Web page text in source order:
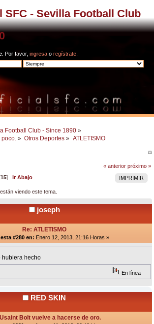
SFC - Sevilla Football Club
. Por favor, ingresa o regístrate
Football Club - Since 1890 »
poco. » Otros Deportes » ATLETISMO
« anterior próximo »
IMPRIMIR
15]Ir Abajo
viendo este tema.
joseph
Re: ATLETISMO
#280 en: Enero 12, 2013, 21:16 Horas »
hubiera hecho
En línea
RED SKIN
Bolt vuelve a hacerse de oro.